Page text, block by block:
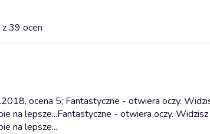
z 39 ocen
ocena 5; Fantastyczne - otwiera oczy.
na lepsze...Fantastyczne - otwiera oczy.
na lepsze...